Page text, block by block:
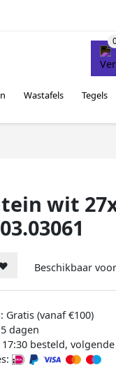
Wastafels Tegels
wit
Beschikbaar voor
Gratis (vanaf €100)
dagen
besteld,